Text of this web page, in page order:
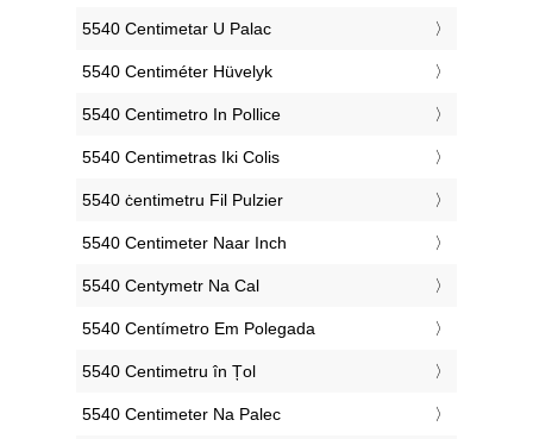
‎5540 Centimetar U Palac
‎5540 Centiméter Hüvelyk
‎5540 Centimetro In Pollice
‎5540 Centimetras Iki Colis
‎5540 ċentimetru Fil Pulzier
‎5540 Centimeter Naar Inch
‎5540 Centymetr Na Cal
‎5540 Centímetro Em Polegada
‎5540 Centimetru în Țol
‎5540 Centimeter Na Palec